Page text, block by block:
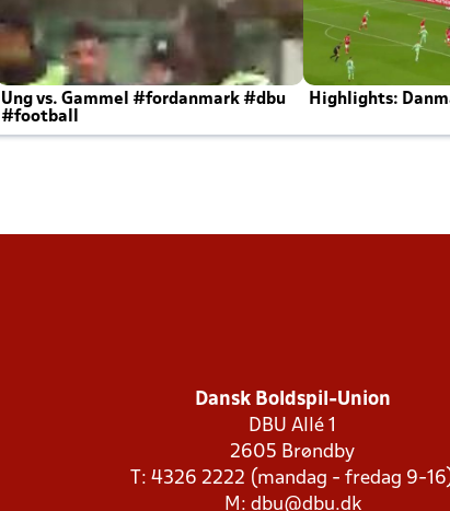
Ung vs. Gammel #fordanmark #dbu
#football
Highlights:
Dansk Boldspil-Union
DBU Allé 1
2605 Brøndby
T: 4326 2222 (mandag - fredag 9-
M: dbu@dbu.dk